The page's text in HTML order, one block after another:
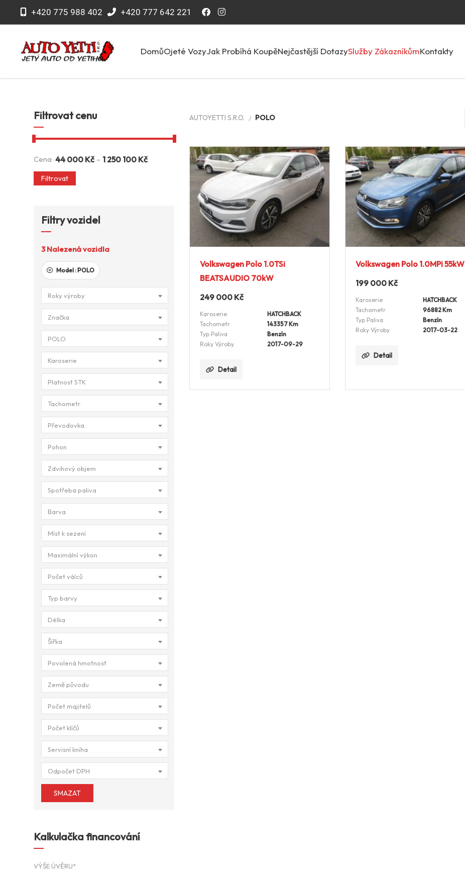
+420 775 988 402 +420 777 642 221
DomůOjeté VozyJak Probíhá KoupěNejčastější DotazySlužby ZákazníkůmKontakty
Filtrovat cenu
Cena: 44 000 Kč - 1 250 100 Kč
Filtrovat
Filtry vozidel
3 Nalezená vozidla
Model :POLO
Roky výroby
Značka
POLO
Karoserie
Platnost STK
Tachometr
Převodovka
Pohon
Zdvihový objem
Spotřeba paliva
Barva
Míst k sezení
Maximální výkon
Počet válců
Typ barvy
Délka
Šířka
Povolená hmotnost
Země původu
Počet majitelů
Počet klíčů
Servisní kniha
Odpočet DPH
SMAZAT
Kalkulačka financování
VÝŠE ÚVĚRU*
AUTOYETTI S.R.O. POLO
Volkswagen Polo 1.0TSi
BEATSAUDIO 70kW
249 000 Kč
Karoserie
HATCHBACK
Tachometr
143357 Km
Typ Paliva
Benzín
Roky Výroby
2017-09-29
Detail
Volkswagen Polo 1.0MPi 55kW
199 000 Kč
Karoserie
HATCHBACK
Tachometr
96882 Km
Typ Paliva
Benzín
Roky Výroby
2017-03-22
Detail